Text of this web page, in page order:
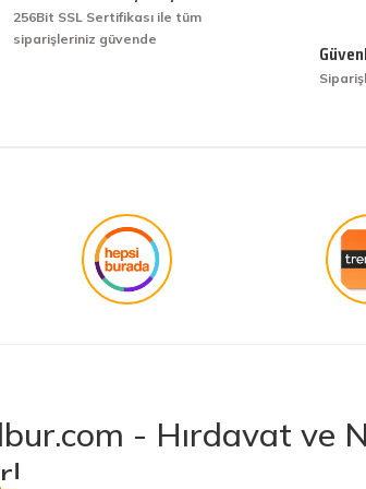
hakkıyla yapmak diye buna derim.
256Bit SSL Sertifikası ile tüm
siparişleriniz güvende
- Hırdavat ve